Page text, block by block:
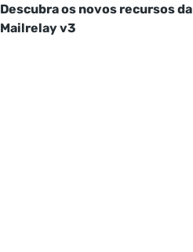
Descubra os novos recursos da
Mailrelay v3